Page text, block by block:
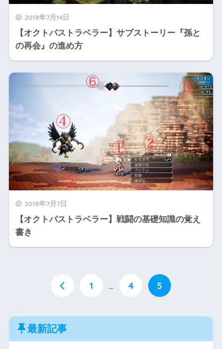
2018年7月14日
【オクトパストラベラー】サブストーリー『孫と
の再会』の進め方
2018年7月7日
【オクトパストラベラー】戦闘の基礎知識の覚え
書き
1 … 4 5
最新記事